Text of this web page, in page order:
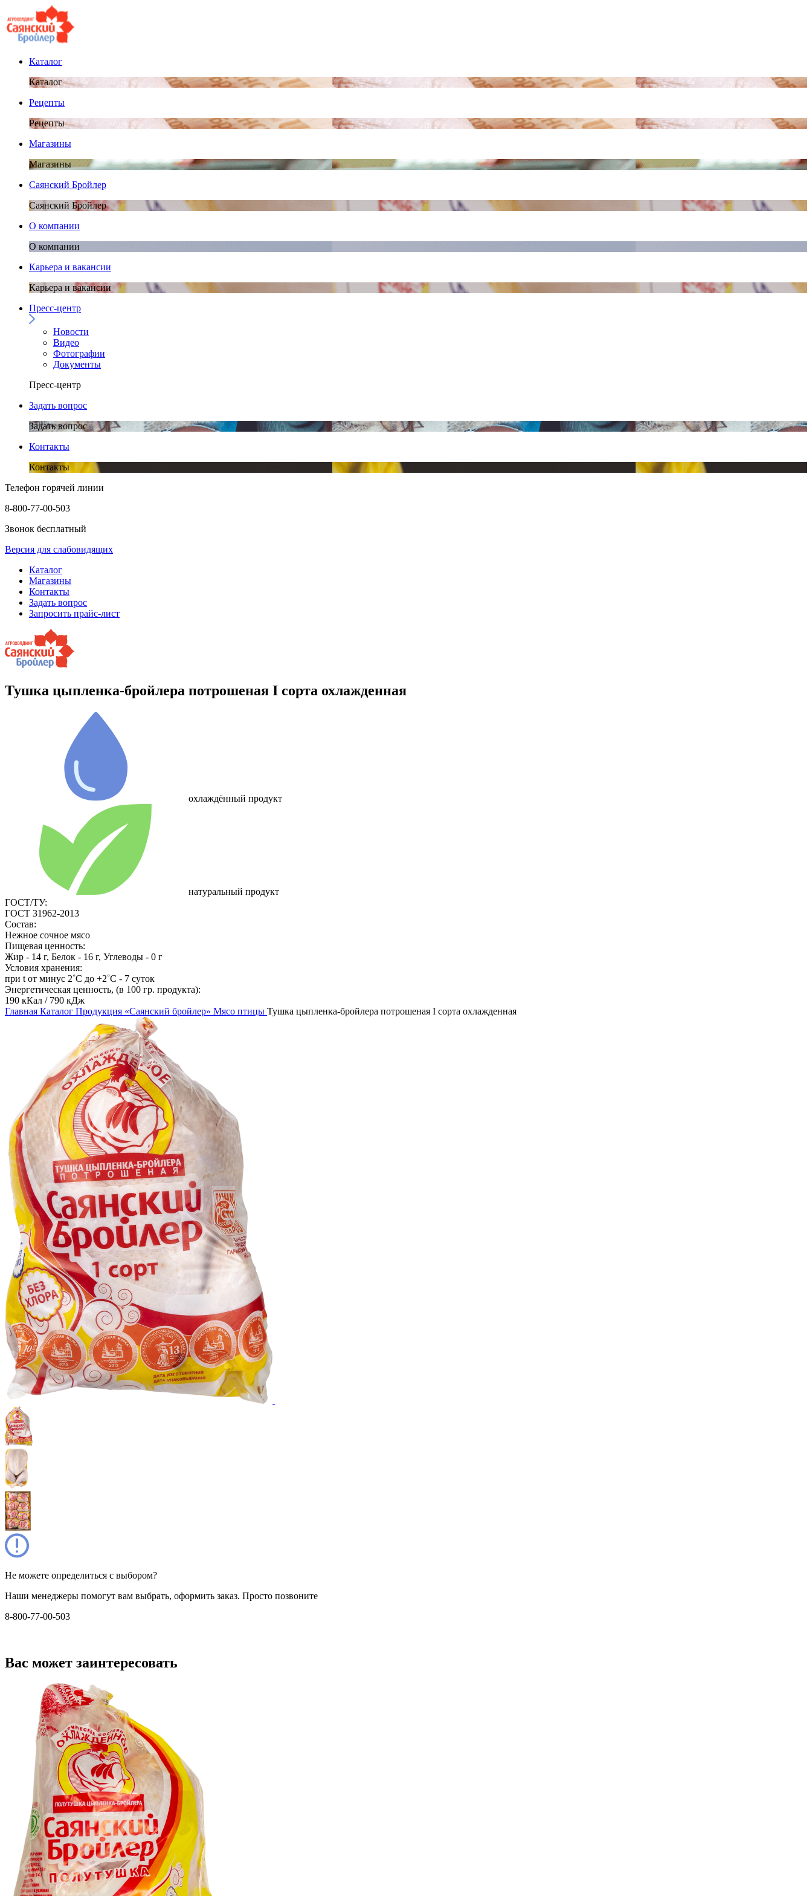
Каталог
Каталог
Рецепты
Рецепты
Магазины
Магазины
Саянский Бройлер
Саянский Бройлер
О компании
О компании
Карьера и вакансии
Карьера и вакансии
Пресс-центр
Новости
Видео
Фотографии
Документы
Пресс-центр
Задать вопрос
Задать вопрос
Контакты
Контакты
Телефон горячей линии
8-800-77-00-503
Звонок бесплатный
Версия для слабовидящих
Каталог
Магазины
Контакты
Задать вопрос
Запросить прайс-лист
Тушка цыпленка-бройлера потрошеная I сорта охлажденная
охлаждённый продукт
натуральный продукт
ГОСТ/ТУ:
ГОСТ 31962-2013
Состав:
Нежное сочное мясо
Пищевая ценность:
Жир - 14 г, Белок - 16 г, Углеводы - 0 г
Условия хранения:
при t от минус 2˚С до +2˚С - 7 суток
Энергетическая ценность, (в 100 гр. продукта):
190 кКал / 790 кДж
Главная Каталог Продукция «Саянский бройлер» Мясо птицы Тушка цыпленка-бройлера потрошеная I сорта охлажденная
Не можете определиться с выбором?
Наши менеджеры помогут вам выбрать, оформить заказ. Просто позвоните
8-800-77-00-503
Вас может заинтересовать